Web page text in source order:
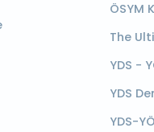
ÖSYM
The
YDS -
YDS
YDS-